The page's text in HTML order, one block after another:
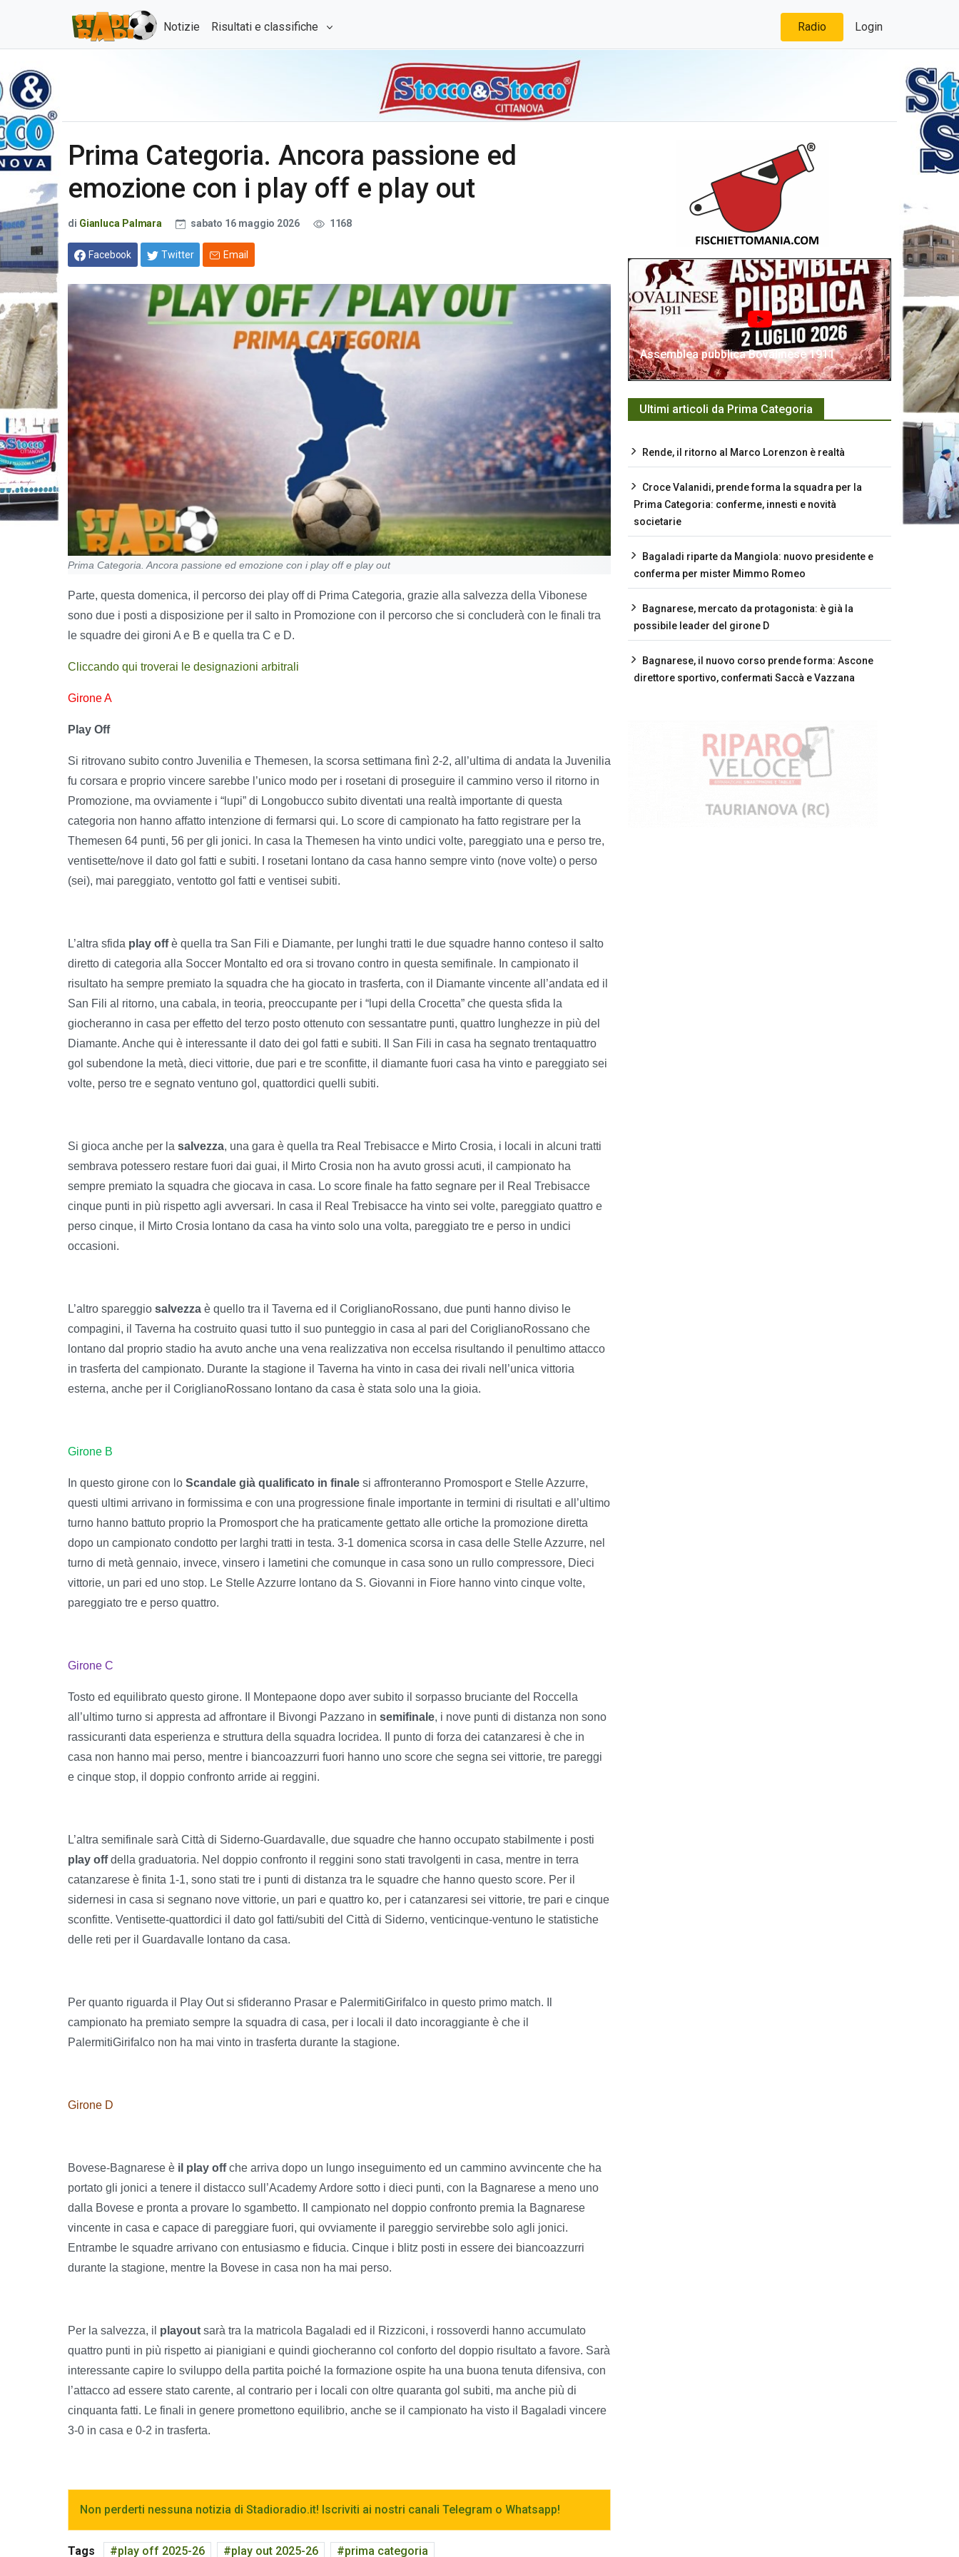
Notizie Risultati e classifiche Radio Login
Prima Categoria. Ancora passione ed
emozione con i play off e play out
di Gianluca Palmara sabato 16 maggio 2026 1168
Facebook Twitter Email
Prima Categoria. Ancora passione ed emozione con i play off e play out
Parte, questa domenica, il percorso dei play off di Prima Categoria, grazie alla salvezza della Vibonese
sono due i posti a disposizione per il salto in Promozione con il percorso che si concluderà con le finali tra
le squadre dei gironi A e B e quella tra C e D.
Cliccando qui troverai le designazioni arbitrali
Girone A
Play Off
Si ritrovano subito contro Juvenilia e Themesen, la scorsa settimana finì 2-2, all’ultima di andata la Juvenilia
fu corsara e proprio vincere sarebbe l’unico modo per i rosetani di proseguire il cammino verso il ritorno in
Promozione, ma ovviamente i “lupi” di Longobucco subito diventati una realtà importante di questa
categoria non hanno affatto intenzione di fermarsi qui. Lo score di campionato ha fatto registrare per la
Themesen 64 punti, 56 per gli jonici. In casa la Themesen ha vinto undici volte, pareggiato una e perso tre,
ventisette/nove il dato gol fatti e subiti. I rosetani lontano da casa hanno sempre vinto (nove volte) o perso
(sei), mai pareggiato, ventotto gol fatti e ventisei subiti.
L’altra sfida play offè quella tra San Fili e Diamante, per lunghi tratti le due squadre hanno conteso il salto
diretto di categoria alla Soccer Montalto ed ora si trovano contro in questa semifinale. In campionato il
risultato ha sempre premiato la squadra che ha giocato in trasferta, con il Diamante vincente all’andata ed il
San Fili al ritorno, una cabala, in teoria, preoccupante per i “lupi della Crocetta” che questa sfida la
giocheranno in casa per effetto del terzo posto ottenuto con sessantatre punti, quattro lunghezze in più del
Diamante. Anche qui è interessante il dato dei gol fatti e subiti. Il San Fili in casa ha segnato trentaquattro
gol subendone la metà, dieci vittorie, due pari e tre sconfitte, il diamante fuori casa ha vinto e pareggiato sei
volte, perso tre e segnato ventuno gol, quattordici quelli subiti.
Si gioca anche per la salvezza, una gara è quella tra Real Trebisacce e Mirto Crosia, i locali in alcuni tratti
sembrava potessero restare fuori dai guai, il Mirto Crosia non ha avuto grossi acuti, il campionato ha
sempre premiato la squadra che giocava in casa. Lo score finale ha fatto segnare per il Real Trebisacce
cinque punti in più rispetto agli avversari. In casa il Real Trebisacce ha vinto sei volte, pareggiato quattro e
perso cinque, il Mirto Crosia lontano da casa ha vinto solo una volta, pareggiato tre e perso in undici
occasioni.
L’altro spareggio salvezza è quello tra il Taverna ed il CoriglianoRossano, due punti hanno diviso le
compagini, il Taverna ha costruito quasi tutto il suo punteggio in casa al pari del CoriglianoRossano che
lontano dal proprio stadio ha avuto anche una vena realizzativa non eccelsa risultando il penultimo attacco
in trasferta del campionato. Durante la stagione il Taverna ha vinto in casa dei rivali nell’unica vittoria
esterna, anche per il CoriglianoRossano lontano da casa è stata solo una la gioia.
Girone B
In questo girone con lo Scandale già qualificato in finale si affronteranno Promosport e Stelle Azzurre,
questi ultimi arrivano in formissima e con una progressione finale importante in termini di risultati e all’ultimo
turno hanno battuto proprio la Promosport che ha praticamente gettato alle ortiche la promozione diretta
dopo un campionato condotto per larghi tratti in testa. 3-1 domenica scorsa in casa delle Stelle Azzurre, nel
turno di metà gennaio, invece, vinsero i lametini che comunque in casa sono un rullo compressore, Dieci
vittorie, un pari ed uno stop. Le Stelle Azzurre lontano da S. Giovanni in Fiore hanno vinto cinque volte,
pareggiato tre e perso quattro.
Girone C
Tosto ed equilibrato questo girone. Il Montepaone dopo aver subito il sorpasso bruciante del Roccella
all’ultimo turno si appresta ad affrontare il Bivongi Pazzano in semifinale, i nove punti di distanza non sono
rassicuranti data esperienza e struttura della squadra locridea. Il punto di forza dei catanzaresi è che in
casa non hanno mai perso, mentre i biancoazzurri fuori hanno uno score che segna sei vittorie, tre pareggi
e cinque stop, il doppio confronto arride ai reggini.
L’altra semifinale sarà Città di Siderno-Guardavalle, due squadre che hanno occupato stabilmente i posti
play offdella graduatoria. Nel doppio confronto il reggini sono stati travolgenti in casa, mentre in terra
catanzarese è finita 1-1, sono stati tre i punti di distanza tra le squadre che hanno questo score. Per il
sidernesi in casa si segnano nove vittorie, un pari e quattro ko, per i catanzaresi sei vittorie, tre pari e cinque
sconfitte. Ventisette-quattordici il dato gol fatti/subiti del Città di Siderno, venticinque-ventuno le statistiche
delle reti per il Guardavalle lontano da casa.
Per quanto riguarda il Play Out si sfideranno Prasar e PalermitiGirifalco in questo primo match. Il
campionato ha premiato sempre la squadra di casa, per i locali il dato incoraggiante è che il
PalermitiGirifalco non ha mai vinto in trasferta durante la stagione.
Girone D
Bovese-Bagnarese è il play offche arriva dopo un lungo inseguimento ed un cammino avvincente che ha
portato gli jonici a tenere il distacco sull’Academy Ardore sotto i dieci punti, con la Bagnarese a meno uno
dalla Bovese e pronta a provare lo sgambetto. Il campionato nel doppio confronto premia la Bagnarese
vincente in casa e capace di pareggiare fuori, qui ovviamente il pareggio servirebbe solo agli jonici.
Entrambe le squadre arrivano con entusiasmo e fiducia. Cinque i blitz posti in essere dei biancoazzurri
durante la stagione, mentre la Bovese in casa non ha mai perso.
Per la salvezza, il playout sarà tra la matricola Bagaladi ed il Rizziconi, i rossoverdi hanno accumulato
quattro punti in più rispetto ai pianigiani e quindi giocheranno col conforto del doppio risultato a favore. Sarà
interessante capire lo sviluppo della partita poiché la formazione ospite ha una buona tenuta difensiva, con
l’attacco ad essere stato carente, al contrario per i locali con oltre quaranta gol subiti, ma anche più di
cinquanta fatti. Le finali in genere promettono equilibrio, anche se il campionato ha visto il Bagaladi vincere
3-0 in casa e 0-2 in trasferta.
Non perderti nessuna notizia di Stadioradio.it! Iscriviti ai nostri canali Telegram o Whatsapp!
Tags play off 2025-26 play out 2025-26 prima categoria
Assemblea pubblica Bovalinese 1911
Ultimi articoli da Prima Categoria
Rende, il ritorno al Marco Lorenzon è realtà
Croce Valanidi, prende forma la squadra per la
Prima Categoria: conferme, innesti e novità
societarie
Bagaladi riparte da Mangiola: nuovo presidente e
conferma per mister Mimmo Romeo
Bagnarese, mercato da protagonista: è già la
possibile leader del girone D
Bagnarese, il nuovo corso prende forma: Ascone
direttore sportivo, confermati Saccà e Vazzana